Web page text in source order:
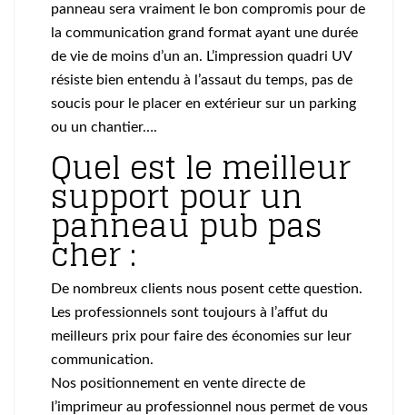
panneau sera vraiment le bon compromis pour de
la communication grand format ayant une durée
de vie de moins d’un an. L’impression quadri UV
résiste bien entendu à l’assaut du temps, pas de
soucis pour le placer en extérieur sur un parking
ou un chantier….
Quel est le meilleur
support pour un
panneau pub pas
cher :
De nombreux clients nous posent cette question.
Les professionnels sont toujours à l’affut du
meilleurs prix pour faire des économies sur leur
communication.
Nos positionnement en vente directe de
l’imprimeur au professionnel nous permet de vous